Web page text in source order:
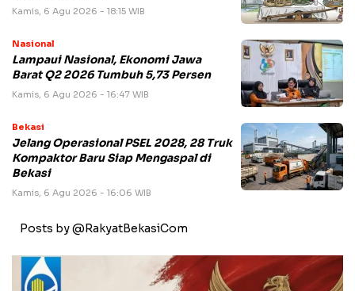
Kamis, 6 Agu 2026 - 18:15 WIB
Nasional
Lampaui Nasional, Ekonomi Jawa
Barat Q2 2026 Tumbuh 5,73 Persen
Kamis, 6 Agu 2026 - 16:47 WIB
Bekasi
Jelang Operasional PSEL 2028, 28 Truk
Kompaktor Baru Siap Mengaspal di
Bekasi
Kamis, 6 Agu 2026 - 16:06 WIB
Posts by @RakyatBekasiCom